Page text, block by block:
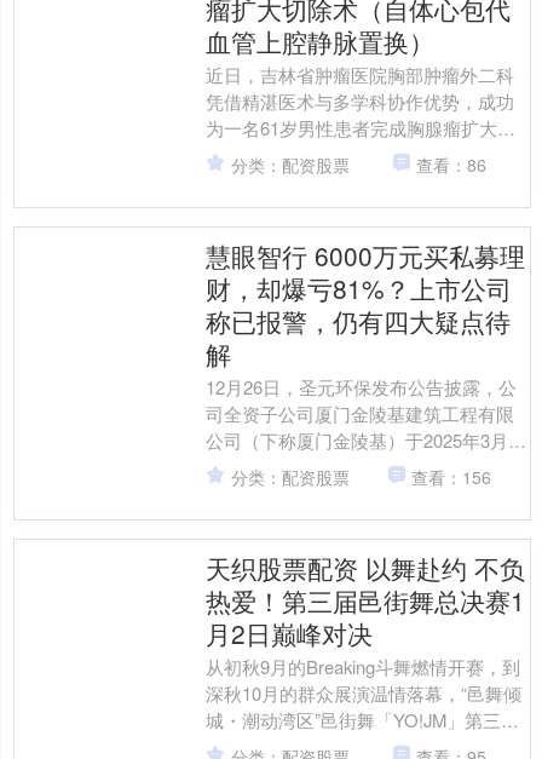
瘤扩大切除术（自体心包代
血管上腔静脉置换）
近日，吉林省肿瘤医院胸部肿瘤外二科
凭借精湛医术与多学科协作优势，成功
为一名61岁男性患者完成胸腺瘤扩大切
除术（自体心包代血管上腔静脉置
换），手术顺利，患者已康复....
分类：配资股票 查看：86
慧眼智行 6000万元买私募理
财，却爆亏81%？上市公司
称已报警，仍有四大疑点待
解
12月26日，圣元环保发布公告披露，公
司全资子公司厦门金陵基建筑工程有限
公司（下称厦门金陵基）于2025年3月认
购一款私募基金产品，认购本金6000万
元。截至2....
分类：配资股票 查看：156
天织股票配资 以舞赴约 不负
热爱！第三届邑街舞总决赛1
月2日巅峰对决
从初秋9月的Breaking斗舞燃情开赛，到
深秋10月的群众展演温情落幕，“邑舞倾
城・潮动湾区”邑街舞「YO!JM」第三届
粤港澳全民街舞公开赛，以跨越数月的